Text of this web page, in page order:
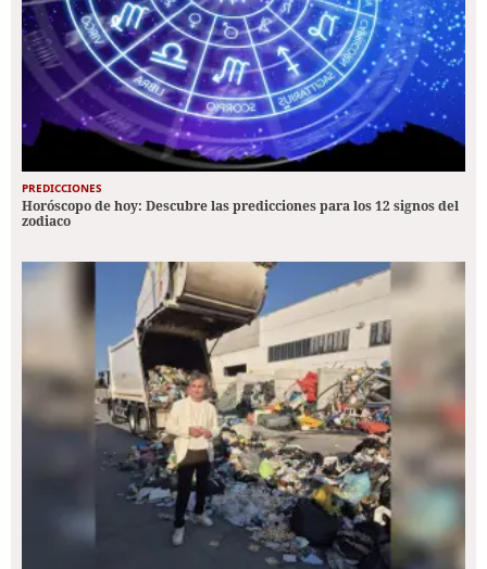
PREDICCIONES
Horóscopo de hoy: Descubre las predicciones para los 12 signos del
zodiaco